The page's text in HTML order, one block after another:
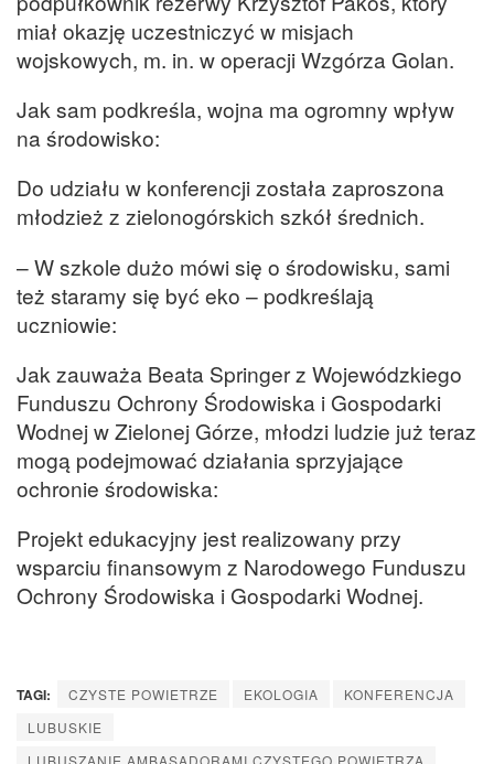
miał okazję uczestniczyć w misjach
wojskowych, m. in. w operacji Wzgórza Golan.
Jak sam podkreśla, wojna ma ogromny wpływ
na środowisko:
Do udziału w konferencji została zaproszona
młodzież z zielonogórskich szkół średnich.
– W szkole dużo mówi się o środowisku, sami
też staramy się być eko – podkreślają
uczniowie:
Jak zauważa Beata Springer z Wojewódzkiego
Funduszu Ochrony Środowiska i Gospodarki
Wodnej w Zielonej Górze, młodzi ludzie już teraz
mogą podejmować działania sprzyjające
ochronie środowiska:
Projekt edukacyjny jest realizowany przy
wsparciu finansowym z Narodowego Funduszu
Ochrony Środowiska i Gospodarki Wodnej.
TAGI: CZYSTE POWIETRZE EKOLOGIA
KONFERENCJA
LUBUSKIE
LUBUSZANIE AMBASADORAMI CZYSTEGO POWIETRZA